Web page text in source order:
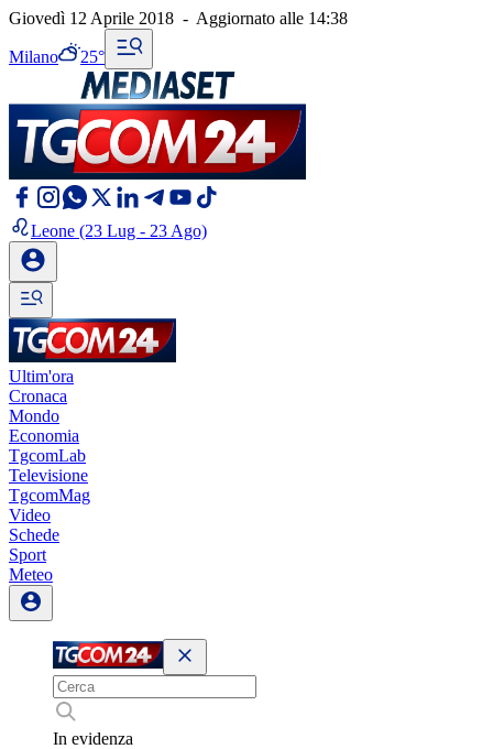
Giovedì 12 Aprile 2018 - Aggiornato alle 14:38
Milano 25°
Leone (23 Lug - 23 Ago)
Ultim'ora
Cronaca
Mondo
Economia
TgcomLab
Televisione
TgcomMag
Video
Schede
Sport
Meteo
In evidenza